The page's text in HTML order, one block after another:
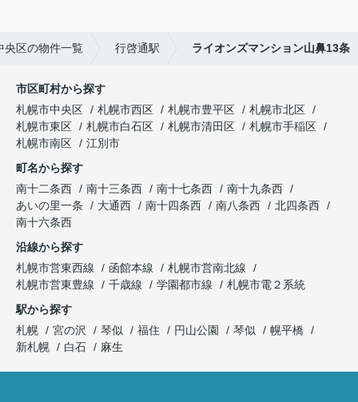
央区の物件一覧 行啓通駅 ライオンズマンション山鼻13条
市区町村から探す
札幌市中央区
札幌市西区 札幌市豊平区
札幌市北区
札幌市東区
札幌市白石区 札幌市清田区
札幌市手稲区
札幌市南区
江別市
町名から探す
南十二条西
南十三条西 南十七条西
南十九条西
あいの里一条
大通西 南十四条西 南八条西
北四条西
南十六条西
沿線から探す
札幌市営東西線
函館本線
札幌市営南北線
札幌市営東豊線
千歳線 学園都市線
札幌市電２系統
駅から探す
札幌
宮の沢 琴似 福住 円山公園 琴似
幌平橋
新札幌
白石 麻生